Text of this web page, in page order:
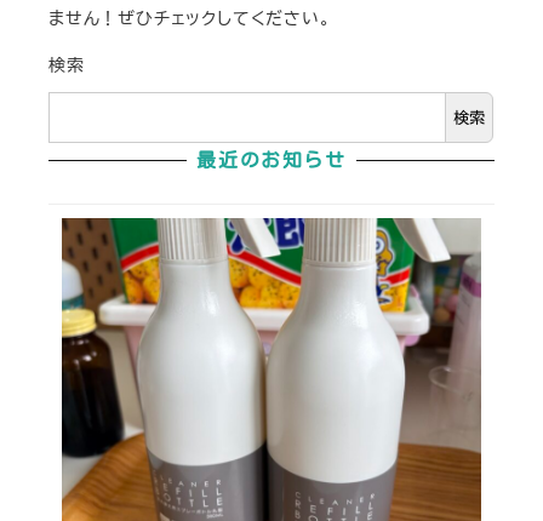
ません！ぜひチェックしてください。
検索
検索
最近のお知らせ